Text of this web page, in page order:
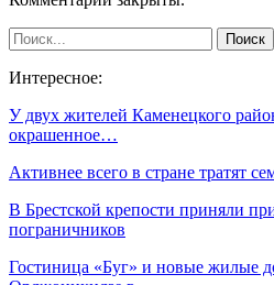
Интересное:
У двух жителей Каменецкого
окрашенное…
Активнее всего в стране тратят
В Брестской крепости приняли
пограничников
Гостиница «Буг» и новые жилые